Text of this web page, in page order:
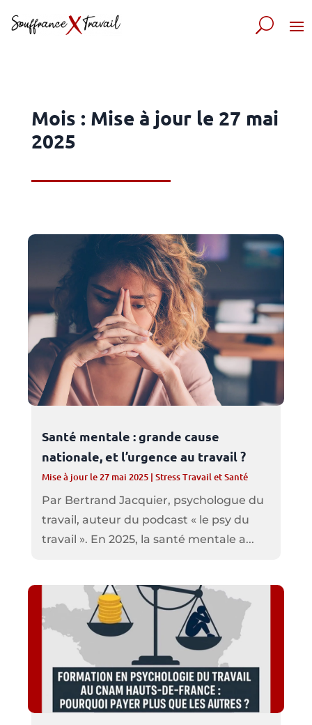
Mois : Mise à jour le 27 mai
2025
Santé mentale : grande cause
nationale, et l’urgence au travail ?
Mise à jour le 27 mai 2025| Stress Travail et Santé
Par Bertrand Jacquier, psychologue du
travail, auteur du podcast « le psy du
travail ». En 2025, la santé mentale a...